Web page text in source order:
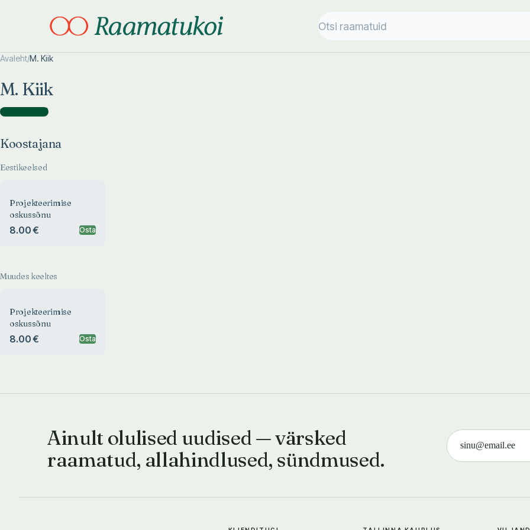
Avaleht/M. Kiik
M. Kiik
Koostajana )
Koostajana
Eestikeelsed
Projekteerimise
oskussõnu
8.00 € Osta
Muudes keeltes
Projekteerimise
oskussõnu
8.00 € Osta
Ainult olulised uudised — värsked
raamatud, allahindlused, sündmused.